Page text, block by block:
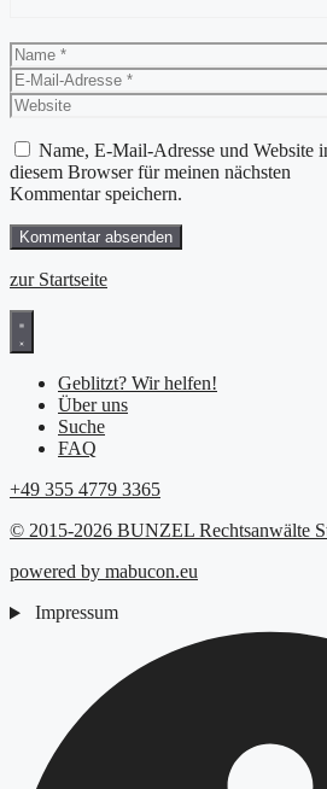
Name
Name, E-Mail-Adresse und Website
diesem Browser für meinen nächsten
Kommentar speichern.
zur Startseite
Geblitzt? Wir helfen!
Über uns
Suche
FAQ
+49 355 4779 3365
© 2015-2026 BUNZEL Rechtsanwälte
powered by mabucon.eu
Impressum